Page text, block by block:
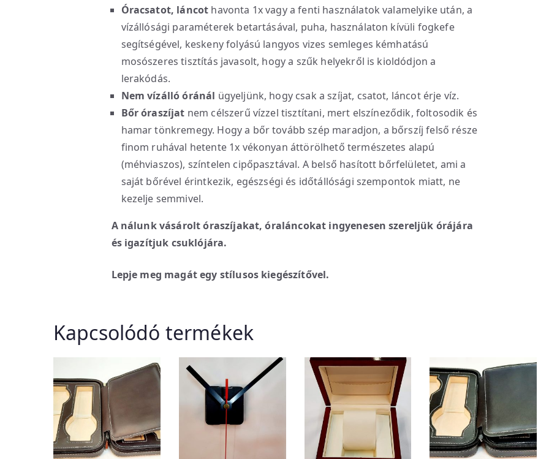
Óracsatot, láncot havonta 1x vagy a fenti használatok valamelyike után, a
vízállósági paraméterek betartásával, puha, használaton kívüli fogkefe
segítségével, keskeny folyású langyos vizes semleges kémhatású
mosószeres tisztítás javasolt, hogy a szűk helyekről is kioldódjon a
lerakódás.
Nem vízálló óránál ügyeljünk, hogy csak a szíjat, csatot, láncot érje víz.
Bőr óraszíjat nem célszerű vízzel tisztítani, mert elszíneződik, foltosodik és
hamar tönkremegy. Hogy a bőr tovább szép maradjon, a bőrszíj felső része
finom ruhával hetente 1x vékonyan áttörölhető természetes alapú
(méhviaszos), színtelen cipőpasztával. A belső hasított bőrfelületet, ami a
saját bőrével érintkezik, egészségi és időtállósági szempontok miatt, ne
kezelje semmivel.
A nálunk vásárolt óraszíjakat, óraláncokat ingyenesen szereljük órájára
és igazítjuk csuklójára.
Lepje meg magát egy stílusos kiegészítővel.
Kapcsolódó termékek